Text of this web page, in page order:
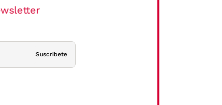
Suscríbete